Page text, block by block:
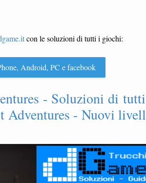
con le soluzioni di tutti i giochi:
Android, PC e facebook
- Soluzioni di
Adventures - Nuovi